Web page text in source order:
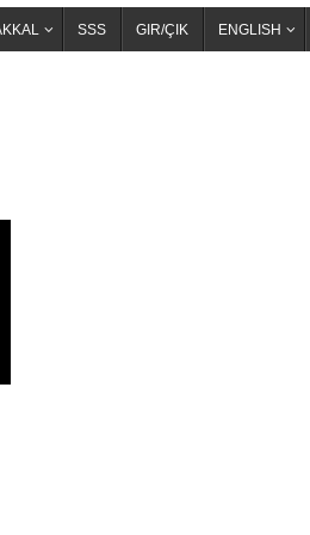
SSS GIR/ÇIK ENGLISH